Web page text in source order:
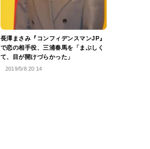
長澤まさみ『コンフィデンスマンJP』
で恋の相手役、三浦春馬を「まぶしく
て、目が開けづらかった」
2019/5/8 20:14